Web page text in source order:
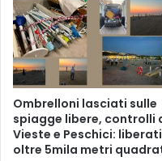
Ombrelloni lasciati sulle
spiagge libere, controlli
Vieste e Peschici: liberati
oltre 5mila metri